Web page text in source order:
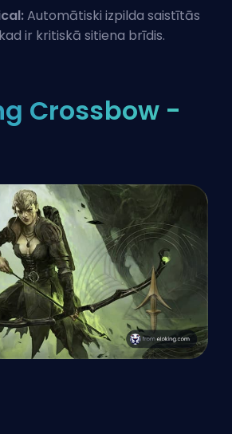
Automātiski izpilda saistītās
ir kritiskā sitiena brīdis.
Crossbow -